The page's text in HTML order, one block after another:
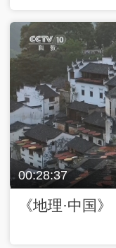
00:28:37
《地理·中国